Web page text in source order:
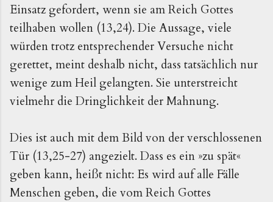
Einsatz gefordert, wenn sie am Reich Gottes
teilhaben wollen (13,24). Die Aussage, viele
würden trotz entsprechender Versuche nicht
gerettet, meint deshalb nicht, dass tatsächlich nur
wenige zum Heil gelangten. Sie unterstreicht
vielmehr die Dringlichkeit der Mahnung.
Dies ist auch mit dem Bild von der verschlossenen
Tür (13,25-27) angezielt. Dass es ein »zu spät«
geben kann, heißt nicht: Es wird auf alle Fälle
Menschen geben, die vom Reich Gottes